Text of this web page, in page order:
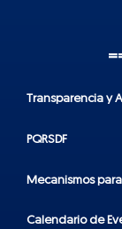
Transparencia y
PQRSDF
Mecanismos
Calendario de